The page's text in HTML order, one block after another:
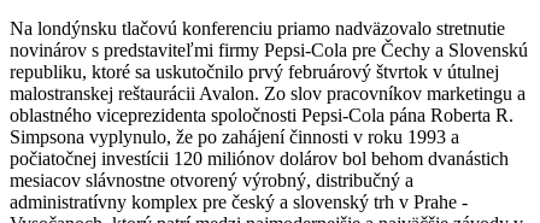
Na londýnsku tlačovú konferenciu priamo nadväzovalo stretnutie
novinárov s predstaviteľmi firmy Pepsi-Cola pre Čechy a Slovenskú
republiku, ktoré sa uskutočnilo prvý februárový štvrtok v útulnej
malostranskej reštaurácii Avalon. Zo slov pracovníkov marketingu a
oblastného viceprezidenta spoločnosti Pepsi-Cola pána Roberta R.
Simpsona vyplynulo, že po zahájení činnosti v roku 1993 a
počiatočnej investícii 120 miliónov dolárov bol behom dvanástich
mesiacov slávnostne otvorený výrobný, distribučný a
administratívny komplex pre český a slovenský trh v Prahe -